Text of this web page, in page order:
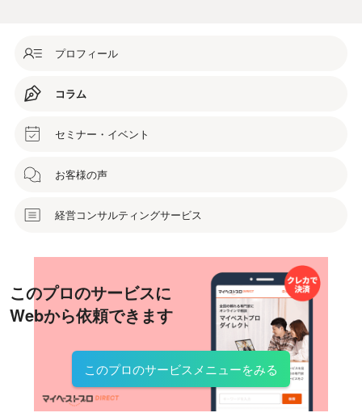
プロフィール
コラム
セミナー・イベント
お客様の声
経営コンサルティングサービス
このプロのサービスに
Webから依頼できます
このプロのサービスメニューをみる